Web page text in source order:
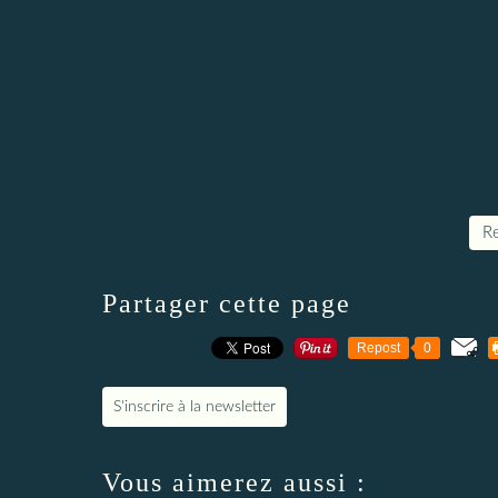
Partager cette page
Repost 0
S'inscrire à la newsletter
Vous aimerez aussi :